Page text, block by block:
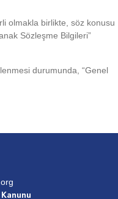
olmakla birlikte, söz konusu
Sözleşme Bilgileri”
durumunda, “Genel